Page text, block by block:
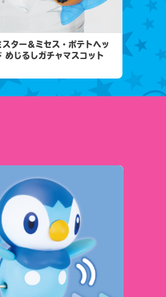
スター＆ミセス・ポテトヘッ
めじるしガチャマスコット